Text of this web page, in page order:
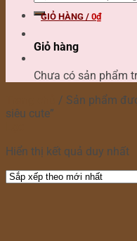
GIỎ HÀNG / 0₫
Giỏ hàng
Chưa có sản phẩm
/ Sản phẩm
siêu cute”
Hiển thị kết quả duy nhất